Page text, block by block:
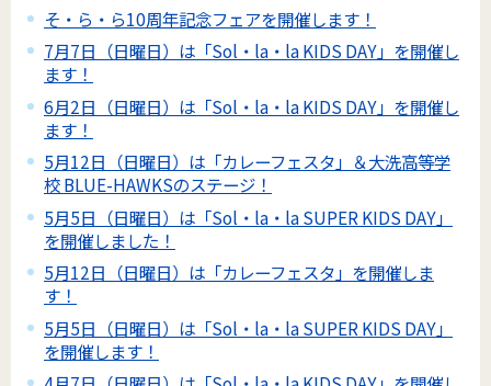
そ・ら・ら10周年記念フェアを開催します！
7月7日（日曜日）は「Sol・la・la KIDS DAY」を開催し
ます！
6月2日（日曜日）は「Sol・la・la KIDS DAY」を開催し
ます！
5月12日（日曜日）は「カレーフェスタ」＆大洗高等学
校 BLUE-HAWKSのステージ！
5月5日（日曜日）は「Sol・la・la SUPER KIDS DAY」
を開催しました！
5月12日（日曜日）は「カレーフェスタ」を開催しま
す！
5月5日（日曜日）は「Sol・la・la SUPER KIDS DAY」
を開催します！